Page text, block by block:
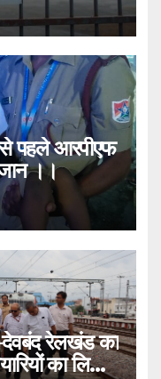
से पहले आरपीएफ
।।
रेलखंड का
का लिया